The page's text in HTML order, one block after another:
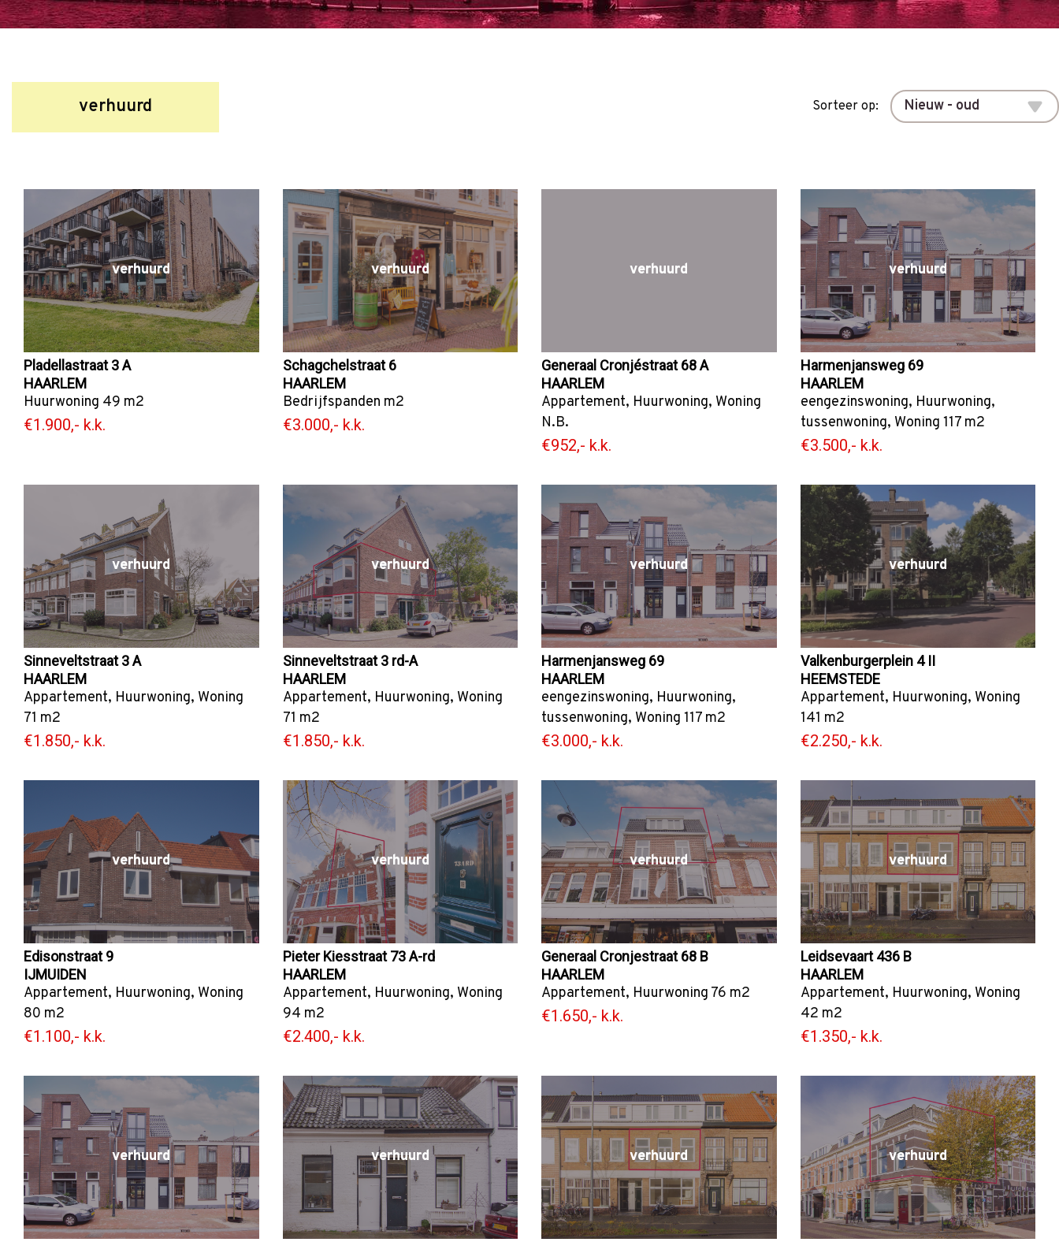
verhuurd Sorteer op:
verhuurd
Pladellastraat 3 A
HAARLEM
Huurwoning 49 m2
€1.900,- k.k.
verhuurd
Schagchelstraat 6
HAARLEM
Bedrijfspanden m2
€3.000,- k.k.
verhuurd
Generaal Cronjéstraat 68 A
HAARLEM
Appartement, Huurwoning, Woning
N.B.
€952,- k.k.
verhuurd
Harmenjansweg 69
HAARLEM
eengezinswoning, Huurwoning,
tussenwoning, Woning 117 m2
€3.500,- k.k.
verhuurd
Sinneveltstraat 3 A
HAARLEM
Appartement, Huurwoning, Woning
71 m2
€1.850,- k.k.
verhuurd
Sinneveltstraat 3 rd-A
HAARLEM
Appartement, Huurwoning, Woning
71 m2
€1.850,- k.k.
verhuurd
Harmenjansweg 69
HAARLEM
eengezinswoning, Huurwoning,
tussenwoning, Woning 117 m2
€3.000,- k.k.
verhuurd
Valkenburgerplein 4 II
HEEMSTEDE
Appartement, Huurwoning, Woning
141 m2
€2.250,- k.k.
verhuurd
Edisonstraat 9
IJMUIDEN
Appartement, Huurwoning, Woning
80 m2
€1.100,- k.k.
verhuurd
Pieter Kiesstraat 73 A-rd
HAARLEM
Appartement, Huurwoning, Woning
94 m2
€2.400,- k.k.
verhuurd
Generaal Cronjestraat 68 B
HAARLEM
Appartement, Huurwoning 76 m2
€1.650,- k.k.
verhuurd
Leidsevaart 436 B
HAARLEM
Appartement, Huurwoning, Woning
42 m2
€1.350,- k.k.
verhuurd verhuurd verhuurd verhuurd